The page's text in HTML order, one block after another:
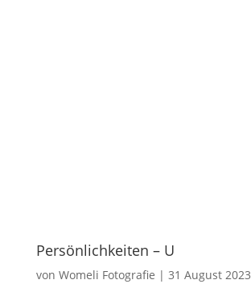
Persönlichkeiten – U
von Womeli Fotografie | 31 August 2023